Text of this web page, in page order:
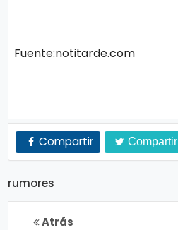
Fuente:notitarde.com
Compartir Compartir
rumores
Atrás